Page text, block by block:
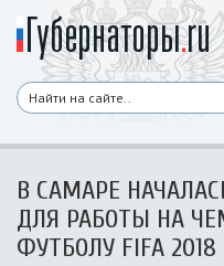
В САМАРЕ
ДЛЯ РАБОТЫ НА
ФУТБОЛУ FIFA